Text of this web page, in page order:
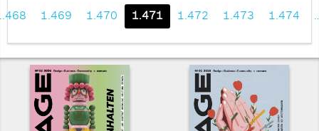
1.469 1.470 1.471 1.472 1.473 1.474